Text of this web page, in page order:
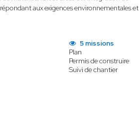
aux exigences environnementales et
5 missions
Plan
Permis de construire
Suivi de chantier